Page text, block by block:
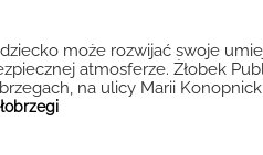
może rozwijać swoje
atmosferze. Żłobek
na ulicy Marii
poszukujących
to więcej niż tylko żłobek – to